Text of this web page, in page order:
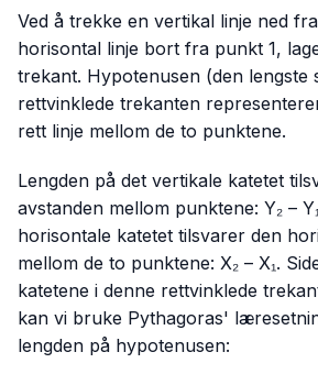
Ved å trekke en vertikal linje ned
horisontal linje bort fra punkt 1,
trekant. Hypotenusen (den lengste
rettvinklede trekanten
rett linje mellom de to punktene.
Lengden på det vertikale katetet
avstanden mellom punktene: Y₂ –
horisontale katetet tilsvarer den
mellom de to punktene: X₂ – X₁.
katetene i denne rettvinklede
kan vi bruke Pythagoras'
lengden på hypotenusen: